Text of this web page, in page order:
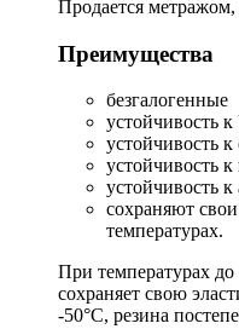
Продается
Преимущества
безгалогенные
устойчивость
устойчивость
устойчивость к
устойчивость
сохраняют
температурах.
При температурах до
сохраняет свою
-50°C, резина